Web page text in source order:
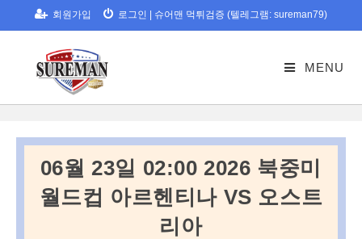
to
회원가입 로그인 슈어맨 먹튀검증 (텔레그램: sureman79)
MENU
06월 23일 02:00 2026 북중미
월드컵 아르헨티나 VS 오스트
리아